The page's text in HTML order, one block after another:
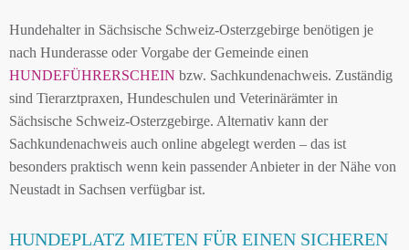
Hundehalter in Sächsische Schweiz-Osterzgebirge benötigen je
nach Hunderasse oder Vorgabe der Gemeinde einen
HUNDEFÜHRERSCHEIN bzw. Sachkundenachweis. Zuständig
sind Tierarztpraxen, Hundeschulen und Veterinärämter in
Sächsische Schweiz-Osterzgebirge. Alternativ kann der
Sachkundenachweis auch online abgelegt werden – das ist
besonders praktisch wenn kein passender Anbieter in der Nähe von
Neustadt in Sachsen verfügbar ist.
HUNDEPLATZ MIETEN FÜR EINEN SICHEREN